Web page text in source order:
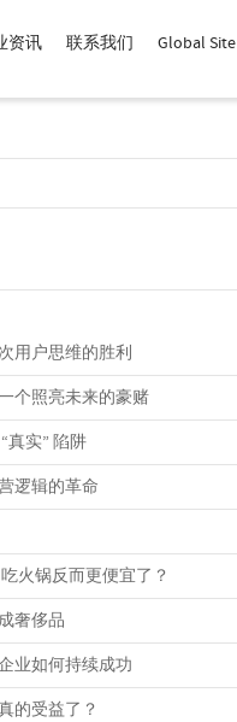
资讯 联系我们 Global Site
用户思维的胜利
个照亮未来的豪赌
真实” 陷阱
逻辑的革命
火锅反而更便宜了？
奢侈品
业如何持续成功
的受益了？